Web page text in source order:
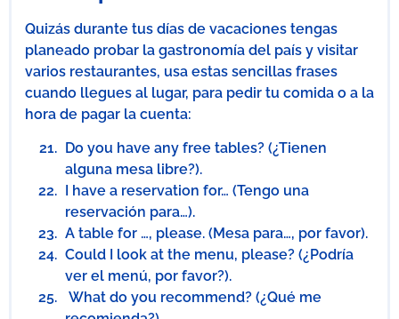
Quizás durante tus días de vacaciones tengas
planeado probar la gastronomía del país y visitar
varios restaurantes, usa estas sencillas frases
cuando llegues al lugar, para pedir tu comida o a la
hora de pagar la cuenta:
Do you have any free tables? (¿Tienen
alguna mesa libre?).
I have a reservation for… (Tengo una
reservación para…).
A table for …, please. (Mesa para…, por favor).
Could I look at the menu, please? (¿Podría
ver el menú, por favor?).
What do you recommend? (¿Qué me